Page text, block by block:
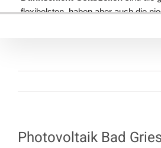
Photovoltaik Bad